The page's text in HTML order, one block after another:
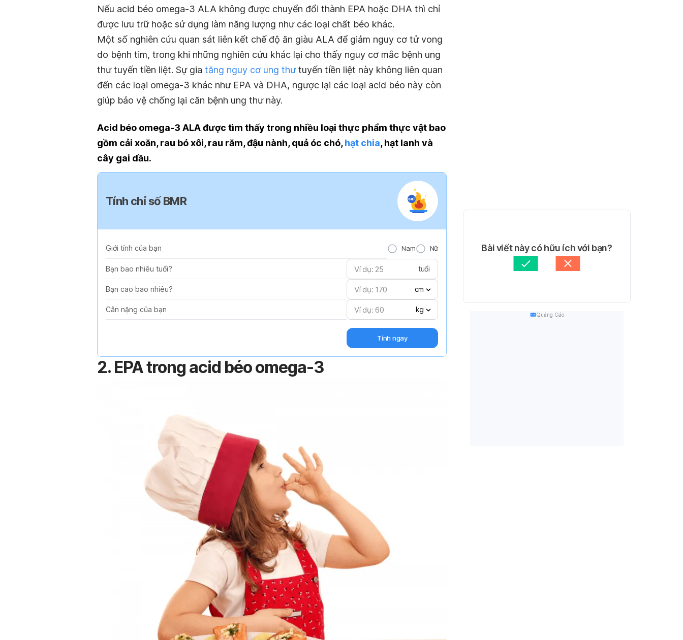
Nếu acid béo omega-3 ALA không được chuyển đổi thành EPA hoặc DHA thì chỉ
được lưu trữ hoặc sử dụng làm năng lượng như các loại chất béo khác.
Một số nghiên cứu quan sát liên kết chế độ ăn giàu ALA để giảm nguy cơ tử vong
do bệnh tim, trong khi những nghiên cứu khác lại cho thấy nguy cơ mắc bệnh ung
thư tuyến tiền liệt. Sự gia tăng nguy cơ ung thưtuyến tiền liệt này không liên quan
đến các loại omega-3 khác như EPA và DHA, ngược lại các loại acid béo này còn
giúp bảo vệ chống lại căn bệnh ung thư này.
Acid béo omega-3 ALA được tìm thấy trong nhiều loại thực phẩm thực vật bao
gồm cải xoăn, rau bó xôi, rau răm, đậu nành, quả óc chó,hạt chia, hạt lanh và
cây gai dầu.
Tính chỉ số BMR
Giới tính của bạn Nam Nữ
Bạn bao nhiêu tuổi? tuổi
Bạn cao bao nhiêu? cm
Cân nặng của bạn kg
Tính ngay
2. EPA trong acid béo omega-3
Bài viết này có hữu ích với bạn?
Quảng Cáo